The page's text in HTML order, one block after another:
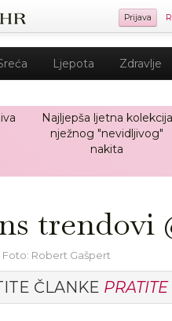
Prijava
Ljepota Zdravlje
Najljepša ljetna kolekcija
nježnog "nevidljivog"
nakita
trendovi
Foto: Robert Gašpert
ČLANKE